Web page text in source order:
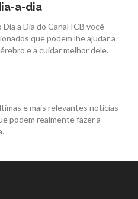
a-dia
a Dia do Canal ICB você
que podem lhe ajudar a
e a cuidar melhor dele.
e mais relevantes notícias
podem realmente fazer a